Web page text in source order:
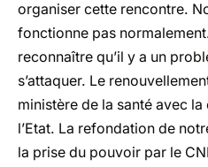
organiser cette rencontre.
fonctionne pas
reconnaître qu’il y a un
s’attaquer. Le
ministère de la santé avec
l’Etat. La refondation de
la prise du pouvoir par le